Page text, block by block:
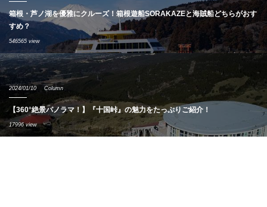
箱根・芦ノ湖を優雅にクルーズ！箱根遊船SORAKAZEと海賊船どちらがおす
すめ？
546565 view
2024/01/10 Column
【360°絶景パノラマ！】『十国峠』の魅力をたっぷりご紹介！
17996 view